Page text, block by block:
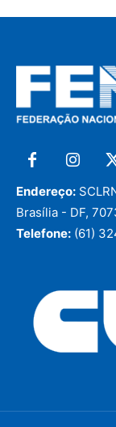
Endereço:
Brasília - DF,
Telefone: (61)